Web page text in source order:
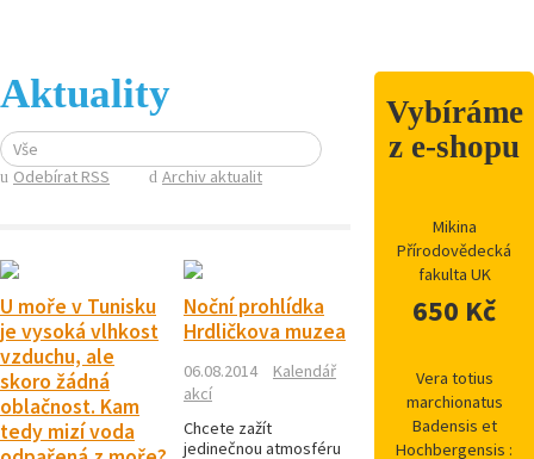
Aktuality
Vše
Odebírat RSS
Archiv aktualit
U moře v Tunisku
je vysoká vlhkost
vzduchu, ale
skoro žádná
oblačnost. Kam
tedy mizí voda
Noční prohlídka
Hrdličkova muzea
06.08.2014
Kalendář
akcí
Chcete zažít
jedinečnou atmosféru
Vybíráme
z e-shopu
Mikina
Přírodovědecká
fakulta UK
650 Kč
Vera totius
marchionatus
Badensis et
Hochbergensis :